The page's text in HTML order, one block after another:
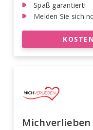
Spaß garantiert!
Melden Sie sich
Michverlieben